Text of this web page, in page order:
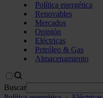
Política energética
Renovables
Mercados
Opinión
Eléctricas
Petróleo & Gas
Almacenamiento
Buscar